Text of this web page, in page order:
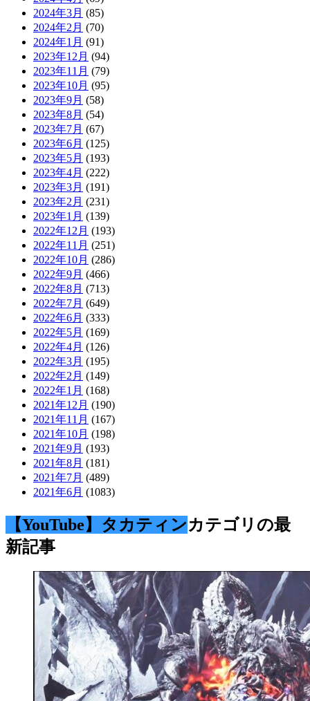
2024年3月 (85)
2024年2月 (70)
2024年1月 (91)
2023年12月 (94)
2023年11月 (79)
2023年10月 (95)
2023年9月 (58)
2023年8月 (54)
2023年7月 (67)
2023年6月 (125)
2023年5月 (193)
2023年4月 (222)
2023年3月 (191)
2023年2月 (231)
2023年1月 (139)
2022年12月 (193)
2022年11月 (251)
2022年10月 (286)
2022年9月 (466)
2022年8月 (713)
2022年7月 (649)
2022年6月 (333)
2022年5月 (169)
2022年4月 (126)
2022年3月 (195)
2022年2月 (149)
2022年1月 (168)
2021年12月 (190)
2021年11月 (167)
2021年10月 (198)
2021年9月 (193)
2021年8月 (181)
2021年7月 (489)
2021年6月 (1083)
【YouTube】タカティンカテゴリの最
新記事